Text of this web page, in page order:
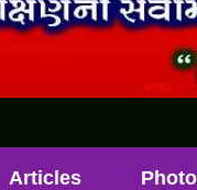
Articles